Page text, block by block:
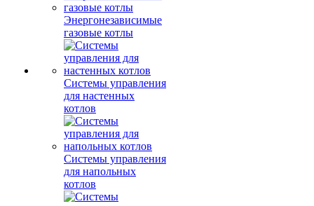
Энергонезависимые
газовые котлы
Системы управления
для настенных
котлов
Системы управления
для напольных
котлов